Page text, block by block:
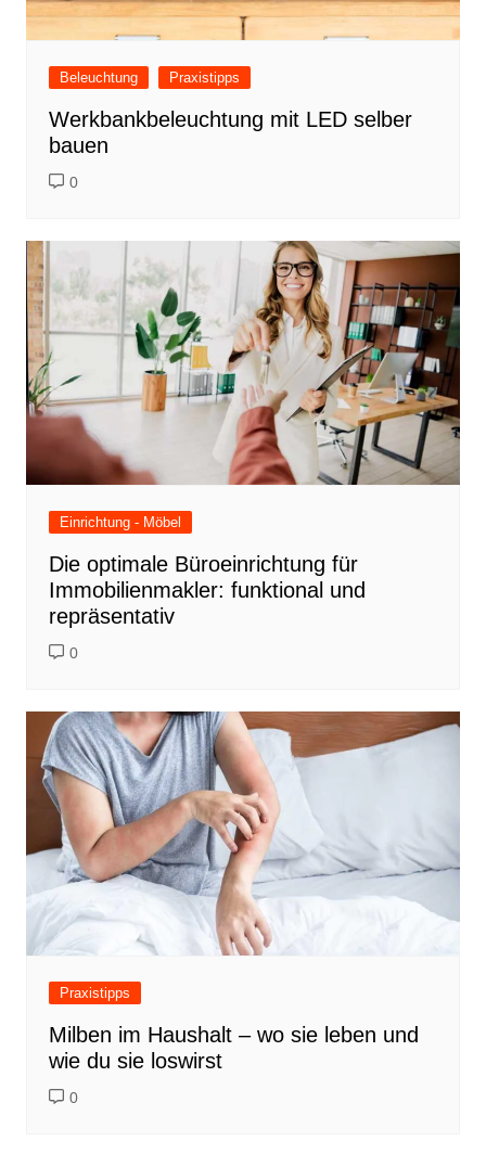
Beleuchtung Praxistipps
Werkbankbeleuchtung mit LED selber
bauen
0
Einrichtung - Möbel
Die optimale Büroeinrichtung für
Immobilienmakler: funktional und
repräsentativ
0
Praxistipps
Milben im Haushalt – wo sie leben und
wie du sie loswirst
0